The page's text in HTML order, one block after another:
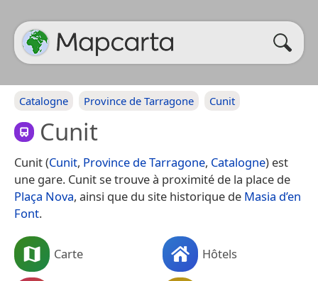
Catalogne Province de Tarragone Cunit
Cunit
Cunit (Cunit, Province de Tarragone, Catalogne) est
une gare. Cunit se trouve à proximité de la place de
Plaça Nova, ainsi que du site historique de Masia d’en
Font.
Carte Hôtels